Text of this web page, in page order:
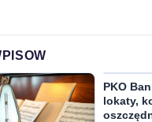
PKO
lokaty,